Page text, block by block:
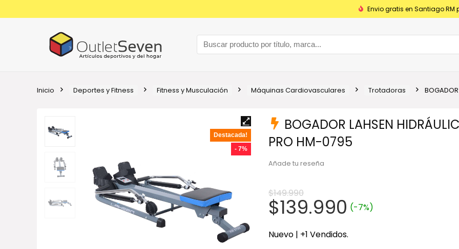
Envio gratis en Santiago RM
Inicio Deportes y Fitness Fitness y Musculación Máquinas Cardiovasculares Trotadoras
Destacada!
- 7%
BOGADOR LAHSEN
PRO HM-0795
Añade tu reseña
$149.990
El
precio
original
$139.990El
actual
(-7%)
Nuevo | +1 Vendidos.